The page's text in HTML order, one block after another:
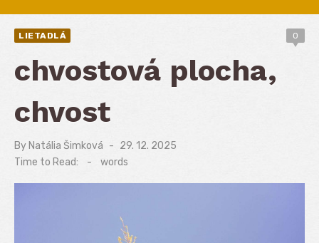
LIETADLÁ 0
chvostová plocha,
chvost
By Natália Šimková
Posted
on
29. 12. 2025
Time to Read:
- words